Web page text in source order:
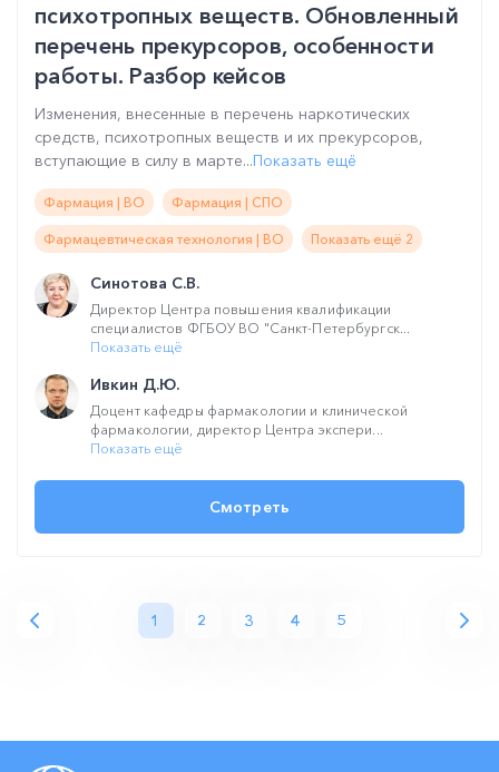
психотропных веществ. Обновленный
перечень прекурсоров, особенности
работы. Разбор кейсов
Изменения, внесенные в перечень наркотических
средств, психотропных веществ и их прекурсоров,
вступающие в силу в марте...Показать ещё
Фармация | ВО Фармация | СПО
Фармацевтическая технология | ВО Показать ещё 2
Синотова С.В.
Директор Центра повышения квалификации
специалистов ФГБОУ ВО "Санкт-Петербургск...
Показать ещё
Ивкин Д.Ю.
Доцент кафедры фармакологии и клинической
фармакологии, директор Центра экспери...
Показать ещё
Смотреть
1 2 3 4 5